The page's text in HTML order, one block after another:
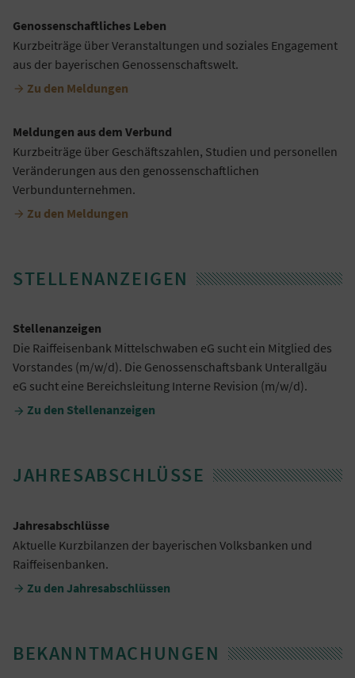
Genossenschaftliches Leben
Kurzbeiträge über Veranstaltungen und soziales Engagement
aus der bayerischen Genossenschaftswelt.
 Zu den Meldungen
Meldungen aus dem Verbund
Kurzbeiträge über Geschäftszahlen, Studien und personellen
Veränderungen aus den genossenschaftlichen
Verbundunternehmen.
 Zu den Meldungen
STELLENANZEIGEN
Stellenanzeigen
Die Raiffeisenbank Mittelschwaben eG sucht ein Mitglied des
Vorstandes (m/w/d). Die Genossenschaftsbank Unterallgäu
eG sucht eine Bereichsleitung Interne Revision (m/w/d).
 Zu den Stellenanzeigen
JAHRESABSCHLÜSSE
Jahresabschlüsse
Aktuelle Kurzbilanzen der bayerischen Volksbanken und
Raiffeisenbanken.
 Zu den Jahresabschlüssen
BEKANNTMACHUNGEN